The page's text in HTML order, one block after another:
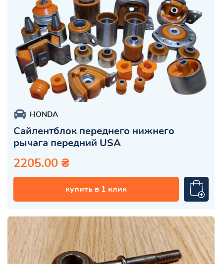
HONDA
Сайлентблок переднего нижнего
рычага передний USA
2205.00 ₴
купить в 1 клик